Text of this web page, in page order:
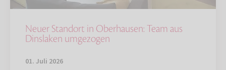
Neuer Standort in Oberhausen: Team aus
Dinslaken umgezogen
01. Juli 2026